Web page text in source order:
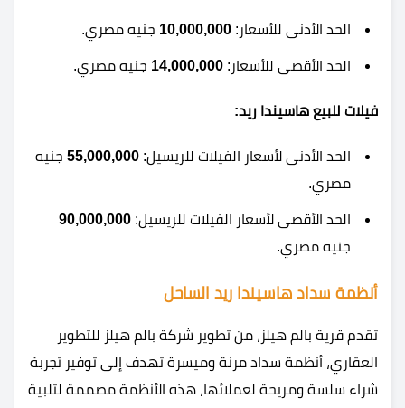
الحد الأدنى للأسعار: 10,000,000 جنيه مصري.
الحد الأقصى للأسعار: 14,000,000 جنيه مصري.
فيلات للبيع هاسيندا ريد:
الحد الأدنى لأسعار الفيلات للريسيل: 55,000,000 جنيه
مصري.
الحد الأقصى لأسعار الفيلات للريسيل: 90,000,000
جنيه مصري.
أنظمة سداد هاسيندا ريد الساحل
تقدم قرية بالم هيلز، من تطوير شركة بالم هيلز للتطوير
العقاري، أنظمة سداد مرنة وميسرة تهدف إلى توفير تجربة
شراء سلسة ومريحة لعملائها، هذه الأنظمة مصممة لتلبية